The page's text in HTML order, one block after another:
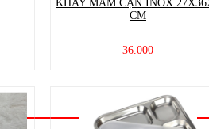
KHAY MÂM CẠN INOX
CM
36.000